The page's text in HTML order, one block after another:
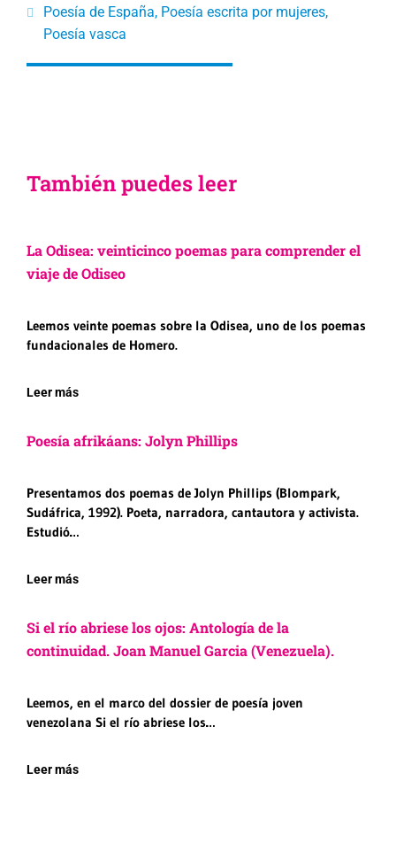
Poesía de España, Poesía escrita por mujeres,
Poesía vasca
También puedes leer
La Odisea: veinticinco poemas para comprender el
viaje de Odiseo
Leemos veinte poemas sobre la Odisea, uno de los poemas
fundacionales de Homero.
Leer más
Poesía afrikáans: Jolyn Phillips
Presentamos dos poemas de Jolyn Phillips (Blompark,
Sudáfrica, 1992). Poeta, narradora, cantautora y activista.
Estudió…
Leer más
Si el río abriese los ojos: Antología de la
continuidad. Joan Manuel Garcia (Venezuela).
Leemos, en el marco del dossier de poesía joven
venezolana Si el río abriese los…
Leer más